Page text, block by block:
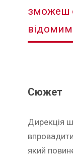
зможеш
Сюжет
Дирекція
який